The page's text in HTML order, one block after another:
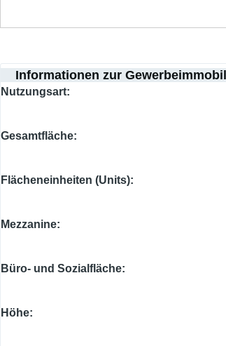
Informationen zur
Nutzungsart
Gesamtfläche
Flächeneinheiten (Units)
Mezzanine
Büro- und Sozialfläche
Höhe